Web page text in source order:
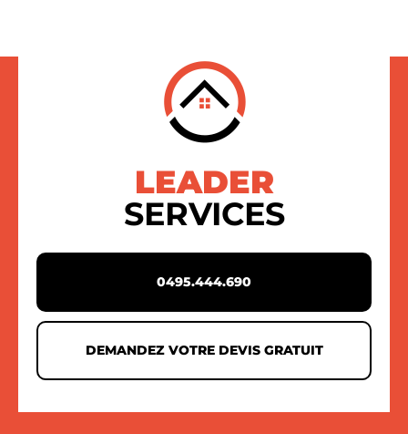
LEADER
SERVICES
0495.444.690
DEMANDEZ VOTRE DEVIS GRATUIT